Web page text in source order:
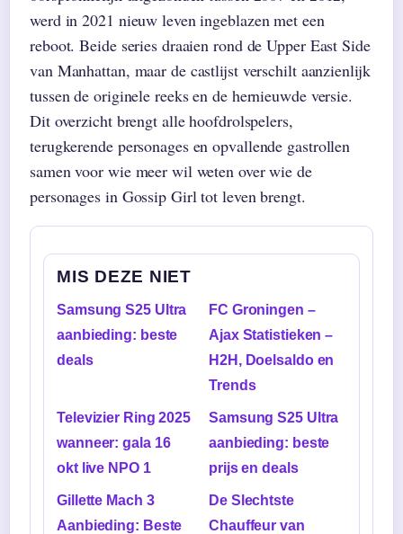
werd in 2021 nieuw leven ingeblazen met een
reboot. Beide series draaien rond de Upper East Side
van Manhattan, maar de castlijst verschilt aanzienlijk
tussen de originele reeks en de hernieuwde versie.
Dit overzicht brengt alle hoofdrolspelers,
terugkerende personages en opvallende gastrollen
samen voor wie meer wil weten over wie de
personages in Gossip Girl tot leven brengt.
MIS DEZE NIET
Samsung S25 Ultra
aanbieding: beste
deals
FC Groningen –
Ajax Statistieken –
H2H, Doelsaldo en
Trends
Televizier Ring 2025
wanneer: gala 16
okt live NPO 1
Samsung S25 Ultra
aanbieding: beste
prijs en deals
Gillette Mach 3
Aanbieding: Beste
De Slechtste
Chauffeur van